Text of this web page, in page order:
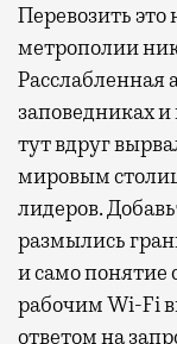
Перевозить это
метрополии
Расслабленная
заповедниках
тут вдруг
мировым
лидеров.
размылись
и само понятие
рабочим Wi-Fi
ответом на